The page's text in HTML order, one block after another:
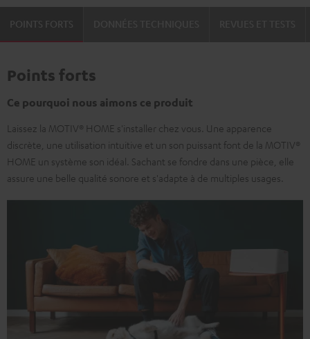
POINTS FORTS
Points forts
Ce pourquoi nous aimons ce produit
Laissez la MOTIV® HOME s'installer chez vous. Une apparence
discrète, une utilisation intuitive et un son puissant font de la MOTIV®
HOME un système son idéal. Sachant se fondre dans une pièce, elle
assure une belle qualité sonore et s'adapte à de multiples usages.